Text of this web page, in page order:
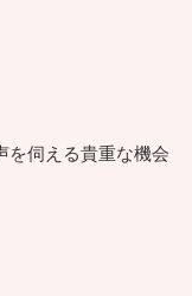
を伺える貴重な機会